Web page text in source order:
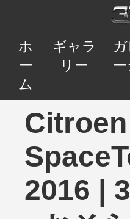
ホ
ー
ム
ギャラ
リー
ー
Citroen
2016 |